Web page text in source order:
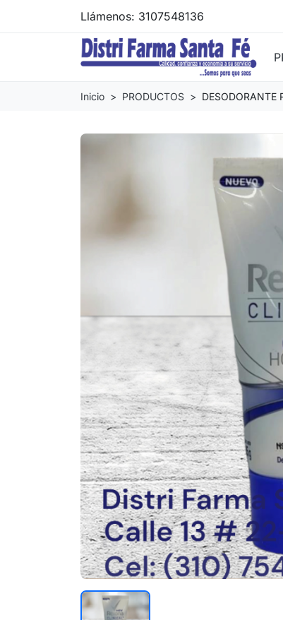
Llámenos: 3107548136
Inicio PRODUCTOS DESODORANTE